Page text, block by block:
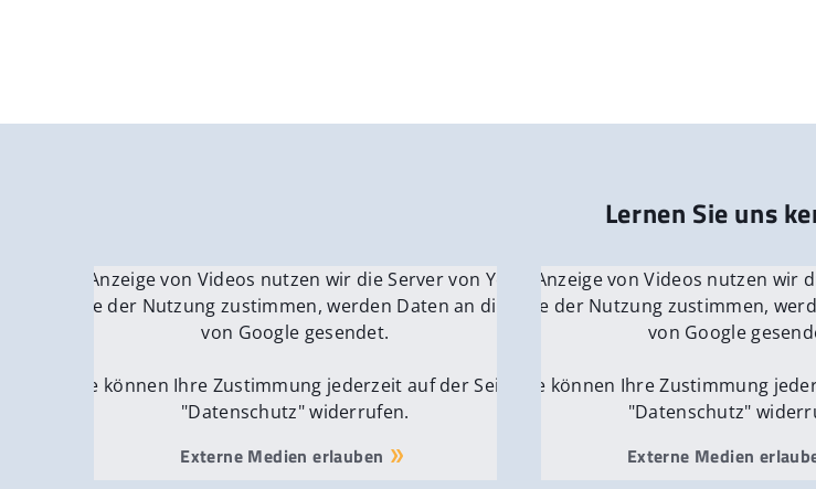
Lernen Sie uns
Für die Anzeige von Videos nutzen wir die Server von YouTube.
Wenn Sie der Nutzung zustimmen, werden Daten an die Server
von Google gesendet.
Sie können Ihre Zustimmung jederzeit auf der Seite
"Datenschutz" widerrufen.
Externe Medien erlauben
Für die Anzeige von Videos nutzen wir
Wenn Sie der Nutzung zustimmen,
von Google
Sie können Ihre Zustimmung
"Datenschutz"
Externe Medien